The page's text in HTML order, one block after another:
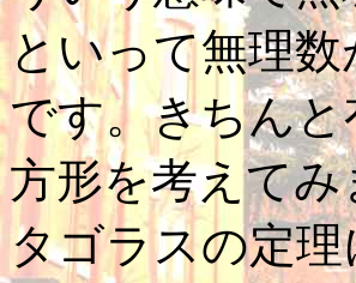
といって無理
です。きちん
方形を考えて
タゴラスの定